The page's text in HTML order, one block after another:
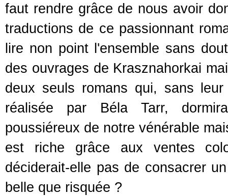
faut rendre grâce de nous avoir
traductions de ce passionnant
lire non point l'ensemble sans
des ouvrages de Krasznahorkai
deux seuls romans qui, sans
réalisée par Béla Tarr,
poussiéreux de notre vénérable
est riche grâce aux ventes
déciderait-elle pas de consacrer
belle que risquée ?